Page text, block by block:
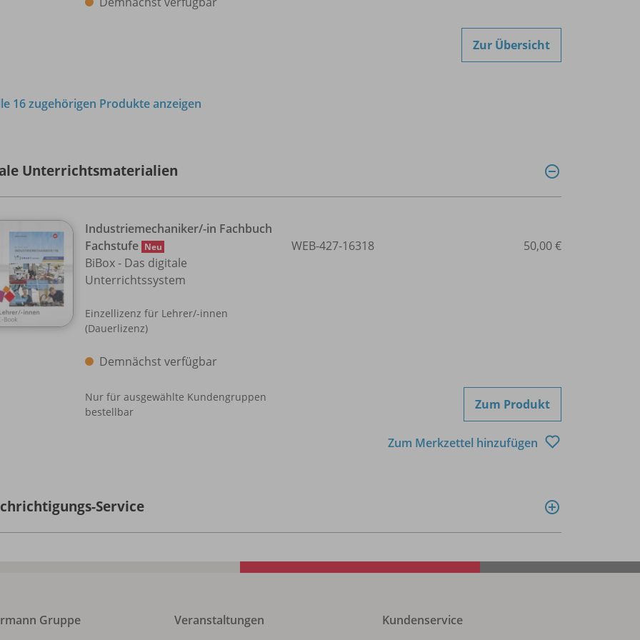
Zur Übersicht
16 zugehörigen Produkte anzeigen
Unterrichtsmaterialien
Industriemechaniker/-in Fachbuch
Fachstufe Neu
BiBox - Das digitale
Unterrichtssystem
Einzellizenz für Lehrer/-innen
(Dauerlizenz)
Demnächst verfügbar
Nur für ausgewählte Kundengruppen
bestellbar
WEB-427-16318 50,00 €
Zum Produkt
Zum Merkzettel hinzufügen
Service
Gruppe Veranstaltungen Kundenservice